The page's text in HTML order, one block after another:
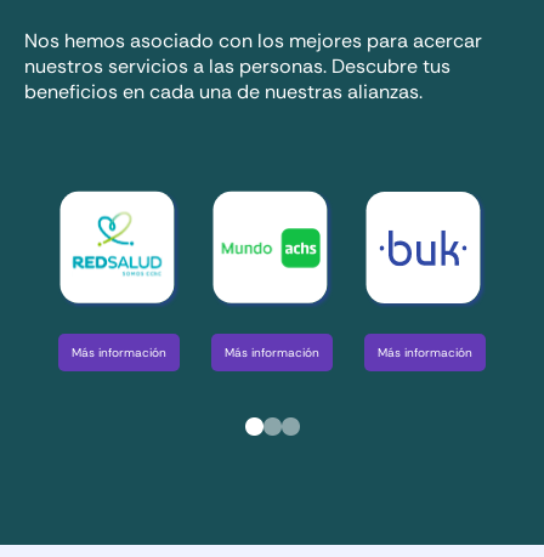
Nos hemos asociado con los mejores para acercar
nuestros servicios a las personas. Descubre tus
beneficios en cada una de nuestras alianzas.
Más información Más información Más información